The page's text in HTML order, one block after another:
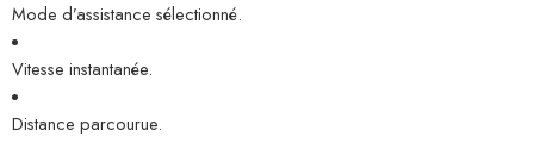
Mode d’assistance sélectionné.
Vitesse instantanée.
Distance parcourue.